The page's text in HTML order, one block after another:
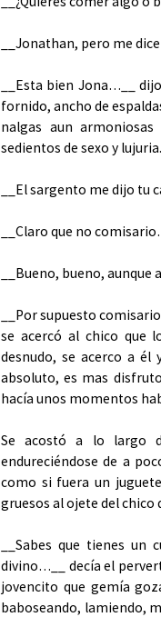
__Jonathan, pero me
__Esta bien Jona…__
fornido, ancho de
nalgas aun
sedientos de sexo y lujuria.
__El sargento me dijo
__Claro que no
__Bueno, bueno,
__Por supuesto
se acercó al chico que
desnudo, se acerco a
absoluto, es mas
hacía unos momentos
Se acostó a lo largo
endureciéndose de a
como si fuera un
gruesos al ojete del chico
__Sabes que tienes
divino…__ decía el
jovencito que gemía
baboseando, lamiendo,